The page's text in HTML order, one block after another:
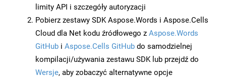
limity API i szczegóły autoryzacji
Pobierz zestawy SDK Aspose.Words i Aspose.Cells
Cloud dla Net kodu źródłowego z Aspose.Words
GitHub i Aspose.Cells GitHub do samodzielnej
kompilacji/używania zestawu SDK lub przejdź do
Wersje, aby zobaczyć alternatywne opcje